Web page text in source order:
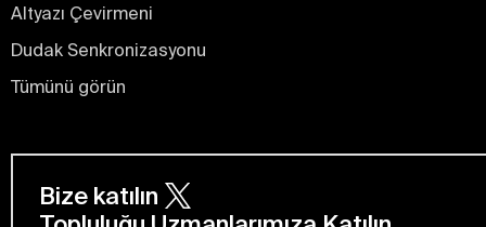
Altyazı Çevirmeni
Dudak Senkronizasyonu
Tümünü görün
Bize katılın